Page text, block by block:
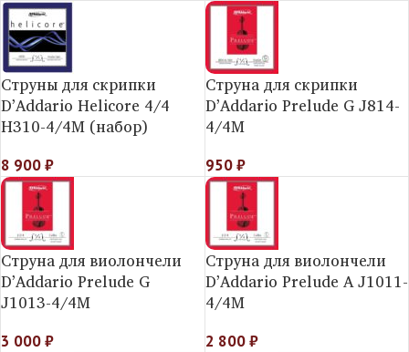
Струны для скрипки
D’Addario Helicorе 4/4
H310-4/4M (набор)
8 900₽
Струна для скрипки
D’Addario Prelude G J814-
4/4M
950₽
Струна для виолончели
D’Addario Prelude G
J1013-4/4M
3 000₽
Струна для виолончели
D’Addario Prelude A J1011-
4/4M
2 800₽